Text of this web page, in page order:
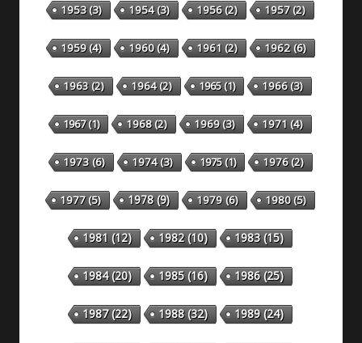
1953(3) 1954(3) 1956(2) 1957(2)
1959(4) 1960(4) 1961 (2) 1962(6)
1963(2) 1964(2) 1965(1) 1966(3)
1967(1) 1968(2) 1969(3) 1971 (4)
1973(6) 1974(3) 1975(1) 1976(2)
1977(5) 1978(9) 1979(6) 1980(5)
1981 (12) 1982(10) 1983(15)
1984(20) 1985(16) 1986(25)
1987(22) 1988(32) 1989(24)